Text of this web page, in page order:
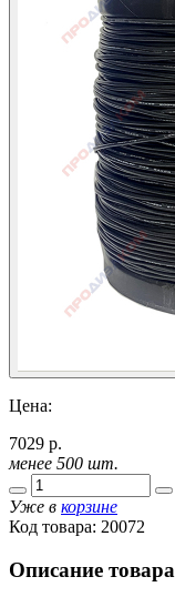
Цена:
7029 р.
менее 500 шт.
Уже в корзине
Код товара: 20072
Описание товара